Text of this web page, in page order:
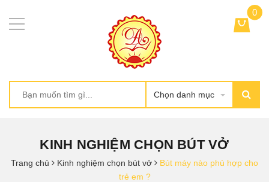
Chọn danh mục
0
KINH NGHIỆM CHỌN BÚT VỞ
Trang chủ Kinh nghiệm chọn bút vở
Bút máy nào phù hợp cho
trẻ em ?